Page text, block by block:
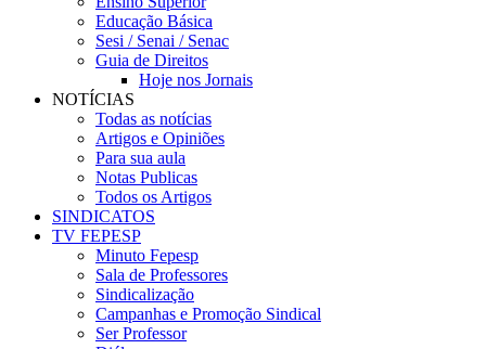
Educação Básica
Sesi / Senai / Senac
Guia de Direitos
Hoje nos Jornais
NOTÍCIAS
Todas as notícias
Artigos e Opiniões
Para sua aula
Notas Publicas
Todos os Artigos
SINDICATOS
TV FEPESP
Minuto Fepesp
Sala de Professores
Sindicalização
Campanhas e Promoção Sindical
Ser Professor